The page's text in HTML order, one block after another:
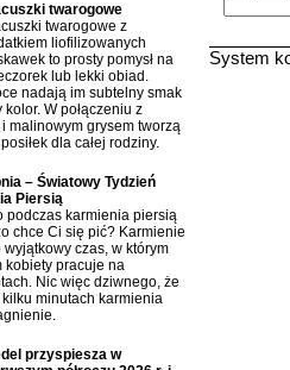
System
twarogowe
twarogowe z
liofilizowanych
to prosty pomysł na
lub lekki obiad.
nadają im subtelny smak
W połączeniu z
malinowym grysem tworzą
dla całej rodziny.
– Światowy Tydzień
Piersią
podczas karmienia piersią
chce Ci się pić? Karmienie
wyjątkowy czas, w którym
kobiety pracuje na
Nic więc dziwnego, że
minutach karmienia
przyspiesza w